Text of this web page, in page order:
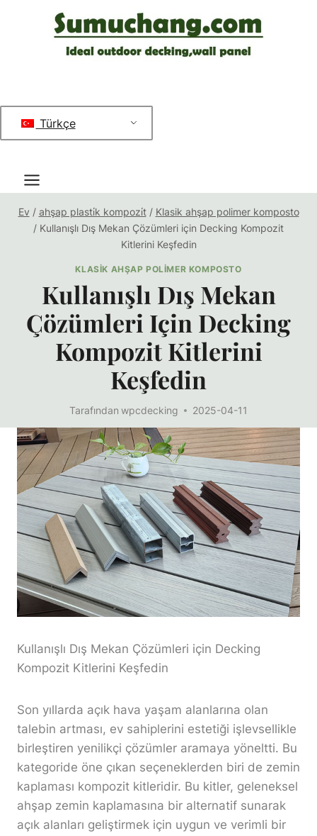
Türkçe
Ev / ahşap plasti̇k kompozi̇t / Klasik ahşap polimer komposto
/ Kullanışlı Dış Mekan Çözümleri için Decking Kompozit
Kitlerini Keşfedin
KLASIK AHŞAP POLIMER KOMPOSTO
Kullanışlı Dış Mekan
Çözümleri Için Decking
Kompozit Kitlerini
Keşfedin
Tarafından wpcdecking 2025-04-11
Kullanışlı Dış Mekan Çözümleri için Decking
Kompozit Kitlerini Keşfedin
Son yıllarda açık hava yaşam alanlarına olan
talebin artması, ev sahiplerini estetiği işlevsellikle
birleştiren yenilikçi çözümler aramaya yöneltti. Bu
kategoride öne çıkan seçeneklerden biri de zemin
kaplaması kompozit kitleridir. Bu kitler, geleneksel
ahşap zemin kaplamasına bir alternatif sunarak
açık alanları geliştirmek için uygun ve verimli bir